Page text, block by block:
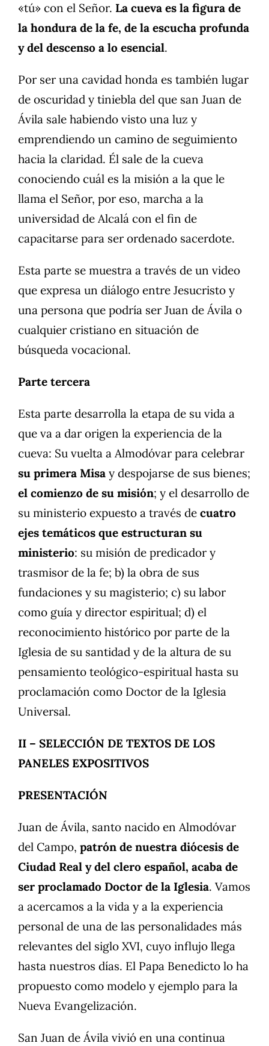
«tú» con el Señor. La cueva es la figura de
la hondura de la fe, de la escucha profunda
y del descenso a lo esencial.
Por ser una cavidad honda es también lugar
de oscuridad y tiniebla del que san Juan de
Ávila sale habiendo visto una luz y
emprendiendo un camino de seguimiento
hacia la claridad. Él sale de la cueva
conociendo cuál es la misión a la que le
llama el Señor, por eso, marcha a la
universidad de Alcalá con el fin de
capacitarse para ser ordenado sacerdote.
Esta parte se muestra a través de un video
que expresa un diálogo entre Jesucristo y
una persona que podría ser Juan de Ávila o
cualquier cristiano en situación de
búsqueda vocacional.
Parte tercera
Esta parte desarrolla la etapa de su vida a
que va a dar origen la experiencia de la
cueva: Su vuelta a Almodóvar para celebrar
su primera Misa y despojarse de sus bienes;
el comienzo de su misión; y el desarrollo de
su ministerio expuesto a través de cuatro
ejes temáticos que estructuran su
ministerio: su misión de predicador y
trasmisor de la fe; b) la obra de sus
fundaciones y su magisterio; c) su labor
como guía y director espiritual; d) el
reconocimiento histórico por parte de la
Iglesia de su santidad y de la altura de su
pensamiento teológico-espiritual hasta su
proclamación como Doctor de la Iglesia
Universal.
II – SELECCIÓN DE TEXTOS DE LOS
PANELES EXPOSITIVOS
PRESENTACIÓN
Juan de Ávila, santo nacido en Almodóvar
del Campo, patrón de nuestra diócesis de
Ciudad Real y del clero español, acaba de
ser proclamado Doctor de la Iglesia. Vamos
a acercamos a la vida y a la experiencia
personal de una de las personalidades más
relevantes del siglo XVI, cuyo influjo llega
hasta nuestros días. El Papa Benedicto lo ha
propuesto como modelo y ejemplo para la
Nueva Evangelización.
San Juan de Ávila vivió en una continua